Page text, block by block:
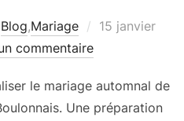
Blog,Mariage
Publié
15 janvier
commentaire
le mariage automnal de
Une préparation